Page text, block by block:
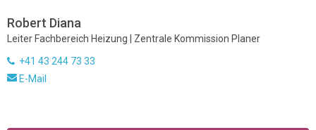
Robert Diana
Leiter Fachbereich Heizung | Zentrale Kommission Planer
+41 43 244 73 33
E-Mail